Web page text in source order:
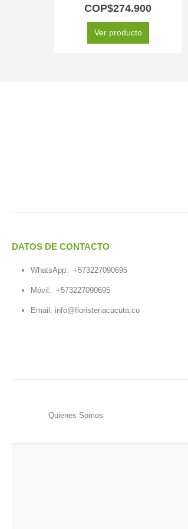
5.00
COP$274.900
Ver producto
DATOS DE CONTACTO
WhatsApp: +573227090695
Móvil: +573227090695
Email: info@floristeriacucuta.co
Quienes Somos